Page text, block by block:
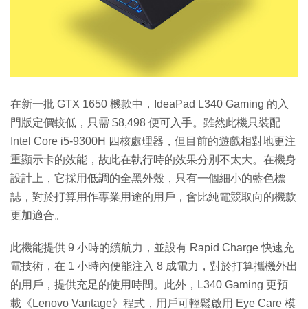
在新一批 GTX 1650 機款中，IdeaPad L340 Gaming 的入
門版定價較低，只需 $8,498 便可入手。雖然此機只裝配
Intel Core i5-9300H 四核處理器，但目前的遊戲相對地更注
重顯示卡的效能，故此在執行時的效果分別不太大。在機身
設計上，它採用低調的全黑外殼，只有一個細小的藍色標
誌，對於打算用作專業用途的用戶，會比純電競取向的機款
更加適合。
此機能提供 9 小時的續航力，並設有 Rapid Charge 快速充
電技術，在 1 小時內便能注入 8 成電力，對於打算攜機外出
的用戶，提供充足的使用時間。此外，L340 Gaming 更預
載《Lenovo Vantage》程式，用戶可輕鬆啟用 Eye Care 模